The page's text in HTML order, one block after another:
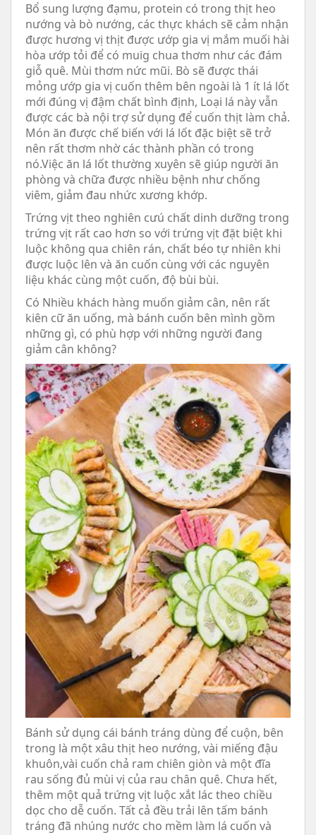
Bổ sung lượng đạmu, protein có trong thịt heo
nướng và bò nướng, các thực khách sẽ cảm nhận
được hương vị thịt được ướp gia vị mắm muối hài
hòa ướp tỏi để có muig chua thơm như các đám
giỗ quê. Mùi thơm nức mũi. Bò sẽ được thái
mỏng ướp gia vị cuốn thêm bên ngoài là 1 ít lá lốt
mới đúng vị đậm chất bình định, Loại lá này vẫn
được các bà nội trợ sử dụng để cuốn thịt làm chả.
Món ăn được chế biến với lá lốt đặc biệt sẽ trở
nên rất thơm nhờ các thành phần có trong
nó.Việc ăn lá lốt thường xuyên sẽ giúp người ăn
phòng và chữa được nhiều bệnh như chống
viêm, giảm đau nhức xương khớp.
Trứng vịt theo nghiên cưú chất dinh dưỡng trong
trứng vịt rất cao hơn so với trứng vịt đặt biệt khi
luộc không qua chiên rán, chất béo tự nhiên khi
được luộc lên và ăn cuốn cùng với các nguyên
liệu khác cùng một cuốn, độ bùi bùi.
Có Nhiều khách hàng muốn giảm cân, nên rất
kiên cữ ăn uống, mà bánh cuốn bên mình gồm
những gì, có phù hợp với những người đang
giảm cân không?
Bánh sử dụng cái bánh tráng dùng để cuộn, bên
trong là một xâu thịt heo nướng, vài miếng đậu
khuôn,vài cuốn chả ram chiên giòn và một đĩa
rau sống đủ mùi vị của rau chân quê. Chưa hết,
thêm một quả trứng vịt luộc xắt lác theo chiều
dọc cho dễ cuốn. Tất cả đều trải lên tấm bánh
tráng đã nhúng nước cho mềm làm lá cuốn và